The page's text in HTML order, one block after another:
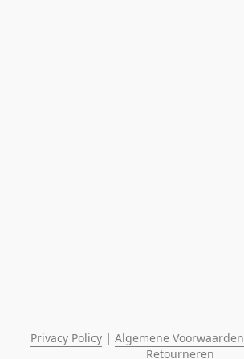
Privacy Policy | Algemene Voorwaarden
Retourneren